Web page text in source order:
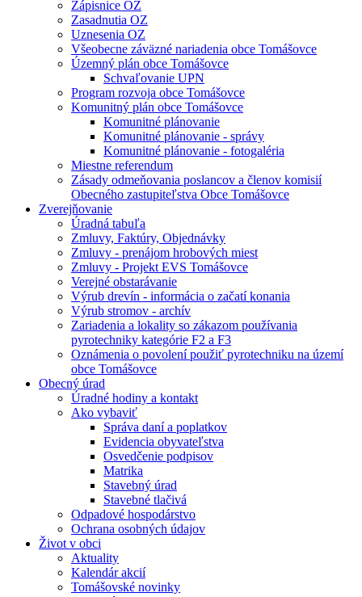
Zápisnice OZ
Zasadnutia OZ
Uznesenia OZ
Všeobecne záväzné nariadenia obce Tomášovce
Územný plán obce Tomášovce
Schvaľovanie UPN
Program rozvoja obce Tomášovce
Komunitný plán obce Tomášovce
Komunitné plánovanie
Komunitné plánovanie - správy
Komunitné plánovanie - fotogaléria
Miestne referendum
Zásady odmeňovania poslancov a členov komisií
Obecného zastupiteľstva Obce Tomášovce
Zverejňovanie
Úradná tabuľa
Zmluvy, Faktúry, Objednávky
Zmluvy - prenájom hrobových miest
Zmluvy - Projekt EVS Tomášovce
Verejné obstarávanie
Výrub drevín - informácia o začatí konania
Výrub stromov - archív
Zariadenia a lokality so zákazom používania
pyrotechniky kategórie F2 a F3
Oznámenia o povolení použiť pyrotechniku na území
obce Tomášovce
Obecný úrad
Úradné hodiny a kontakt
Ako vybaviť
Správa daní a poplatkov
Evidencia obyvateľstva
Osvedčenie podpisov
Matrika
Stavebný úrad
Stavebné tlačivá
Odpadové hospodárstvo
Ochrana osobných údajov
Život v obci
Aktuality
Kalendár akcií
Tomášovské novinky